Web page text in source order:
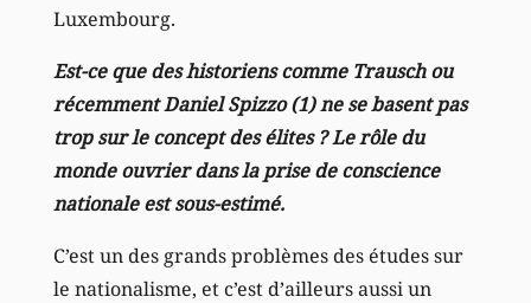
Luxembourg.
Est-ce que des historiens comme Trausch ou
récemment Daniel Spizzo (1) ne se basent pas
trop sur le concept des élites ? Le rôle du
monde ouvrier dans la prise de conscience
nationale est sous-estimé.
C’est un des grands problèmes des études sur
le nationalisme, et c’est d’ailleurs aussi un